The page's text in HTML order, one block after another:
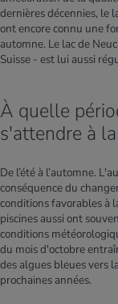
dernières décennies, le
ont encore connu une
automne. Le lac de
Suisse - est lui aussi
À quelle
s'attendre à
De l’été à l’automne.
conséquence du
conditions favorables à
piscines aussi ont
conditions
du mois d'octobre
des algues bleues vers
prochaines années.